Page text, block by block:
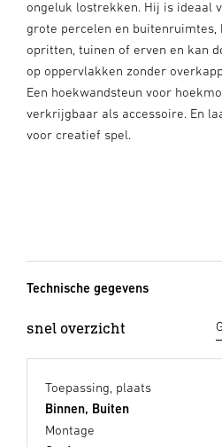
ongeluk lostrekken. Hij is ideaal
grote percelen en buitenruimtes,
opritten, tuinen of erven en kan
op oppervlakken zonder
Een hoekwandsteun voor
verkrijgbaar als accessoire. En
voor creatief spel.
Technische gegevens
snel overzicht
Toepassing, plaats
Binnen, Buiten
Montage